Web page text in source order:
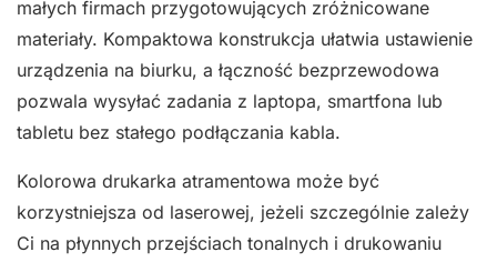
małych firmach przygotowujących zróżnicowane
materiały. Kompaktowa konstrukcja ułatwia ustawienie
urządzenia na biurku, a łączność bezprzewodowa
pozwala wysyłać zadania z laptopa, smartfona lub
tabletu bez stałego podłączania kabla.
Kolorowa drukarka atramentowa może być
korzystniejsza od laserowej, jeżeli szczególnie zależy
Ci na płynnych przejściach tonalnych i drukowaniu